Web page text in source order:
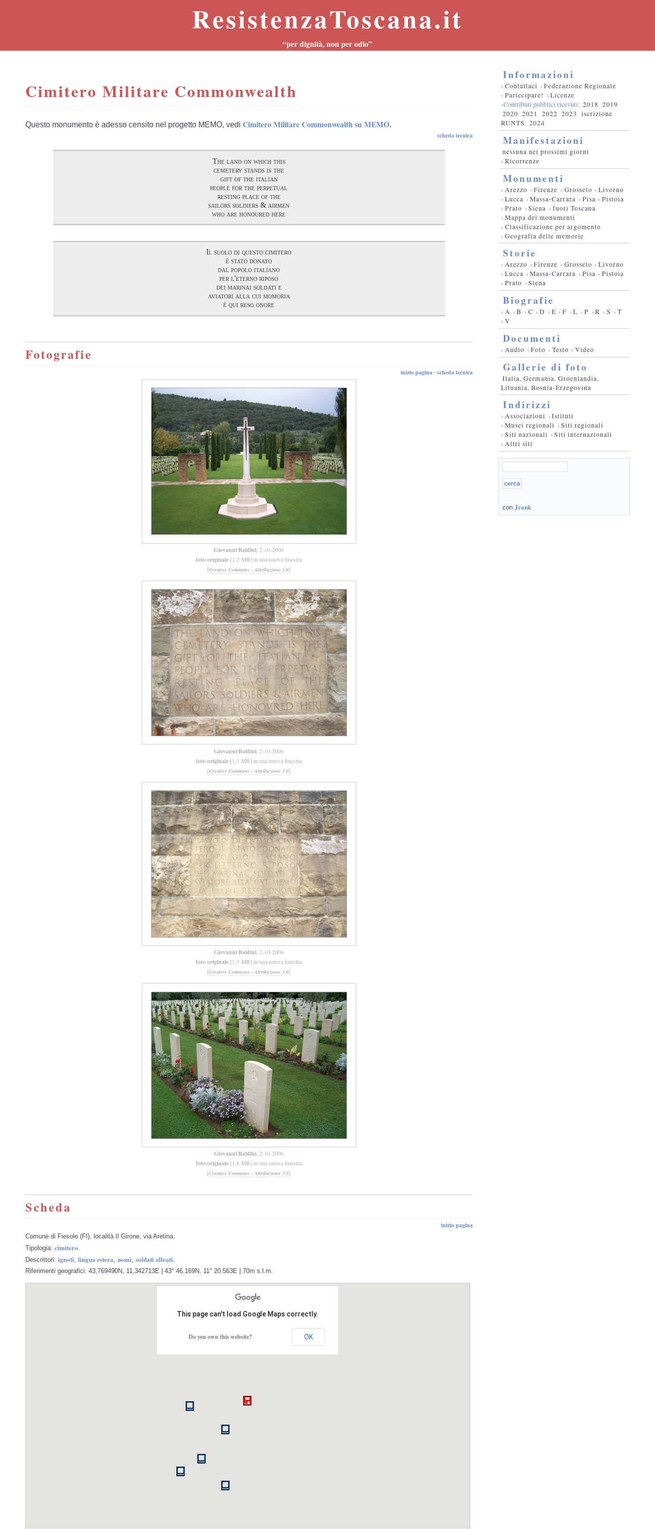
ResistenzaToscana.it
“per dignità, non per odio”
Cimitero Militare Commonwealth
Questo monumento è adesso censito nel progetto MEMO, vedi Cimitero Militare Commonwealth su MEMO.
scheda tecnica
The land on which this
cemetery stands is the
gift of the italian
people for the perpetual
resting place of the
sailors soldiers & airmen
who are honoured here
Il suolo di questo cimitero
è stato donato
dal popolo italiano
per l'eterno riposo
dei marinai soldati e
aviatori alla cui momoria
è qui reso onore
Fotografie
inizio pagina - scheda tecnica
Giovanni Baldini , 2-10-2006
foto originale [1,2 MB] in una nuova finestra
[Creative Commons - Attribuzione 3.0]
Giovanni Baldini , 2-10-2006
foto originale [1,3 MB] in una nuova finestra
[Creative Commons - Attribuzione 3.0]
Giovanni Baldini, 2-10-2006
foto originale [1,3 MB] in una nuova finestra
[Creative Commons - Attribuzione 3.0]
Giovanni Baldini, 2-10-2006
foto originale [1,8 MB] in una nuova finestra
[Creative Commons - Attribuzione 3.0]
Scheda
inizio pagina
Comune di Fiesole (FI), località Il Girone, via Aretina.
Tipologia: cimitero
Descrittori: ignoti lingua estera nomi soldati alleati
Riferimenti geografici: 43,769490N, 11,342713E | 43° 46.169N, 11° 20.563E | 70m s.l.m.
This page can't load Google Maps correctly.
Do you own this website? OK
Informazioni
› Contattaci ›Federazione Regionale
› Partecipare! ›Licenze
›Contributi pubblici ricevuti: 2018 2019
2020 2021 2022 2023
iscrizione
RUNTS
2024
Manifestazioni
nessuna nei prossimi giorni
› Ricorrenze
Monumenti
› Arezzo ›Firenze › Grosseto › Livorno
› Lucca ›Massa-Carrara › Pisa › Pistoia
› Prato ›Siena › fuori Toscana
› Mappa dei monumenti
› Classificazione per argomento
› Geografia delle memorie
Storie
› Arezzo ›Firenze › Grosseto › Livorno
› Lucca ›Massa-Carrara › Pisa › Pistoia
› Prato ›Siena
Biografie
› A ›B › C › D › E › F ›L › P ›R › S › T
› V
Documenti
› Audio ›Foto › Testo › Video
Gallerie di foto
Italia, Germania, Groenlandia,
Lituania, Bosnia-Erzegovina
Indirizzi
› Associazioni ›Istituti
› Musei regionali ›Siti regionali
› Siti nazionali ›Siti internazionali
› Altri siti
con Jrank